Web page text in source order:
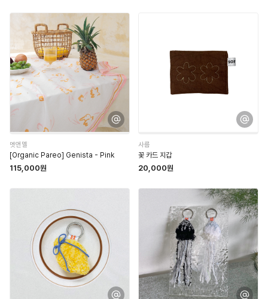
멧앤멜
[Organic Pareo] Genista - Pink
115,000원
사름
꽃 카드 지갑
20,000원